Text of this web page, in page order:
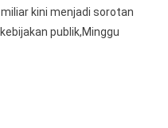
Senilai
kini menjadi sorotan
publik,Minggu